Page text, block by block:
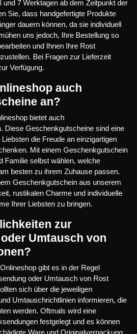
7 Werktagen ab dem Zeitpunkt der
Sie, dass handgefertigte Produkte
dauern können, da sie individuell
uns jedoch, Ihre Bestellung so
und Ihnen Ihre Rost
Bei Fragen zur Lieferzeit
Verfügung.
auch
an?
bietet auch
Diese Geschenkgutscheine sind eine
die Freude an einzigartigen
Mit einem Geschenkgutschein
Familie selbst wählen, welche
besten zu ihrem Zuhause passen.
Geschenkgutschein aus unserem
rustikalen Charme und individuelle
Ihrer Liebsten zu bringen.
zur
Umtausch von
gibt es in der Regel
oder Umtausch von Rost
sich über die jeweiligen
Umtauschrichtlinien informieren, die
werden. Oftmals wird eine
festgelegt und es können
Ware und Originalverpackung